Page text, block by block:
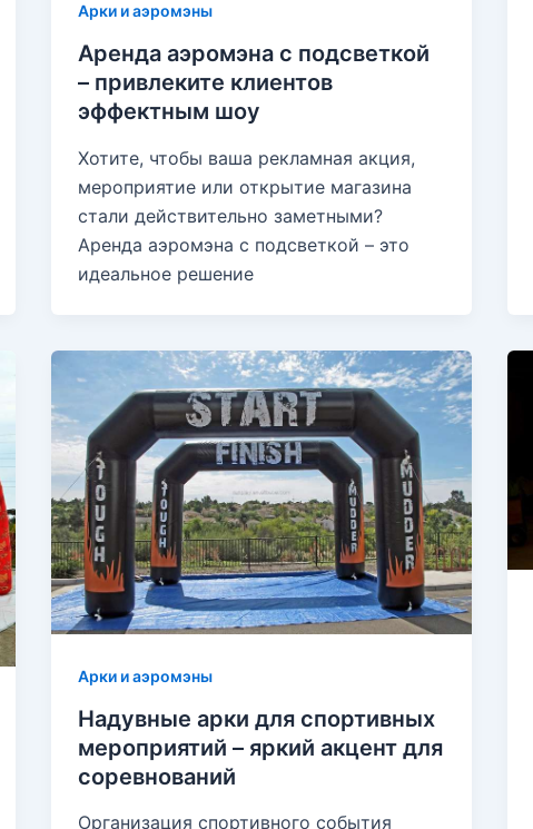
Арки и аэромэны
Аренда аэромэна с подсветкой
– привлеките клиентов
эффектным шоу
Хотите, чтобы ваша рекламная акция,
мероприятие или открытие магазина
стали действительно заметными?
Аренда аэромэна с подсветкой – это
идеальное решение
Арки и аэромэны
Надувные арки для спортивных
мероприятий – яркий акцент для
соревнований
Организация спортивного события